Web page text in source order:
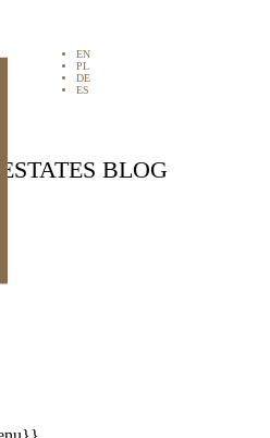
EN
PL
DE
ES
BLOG